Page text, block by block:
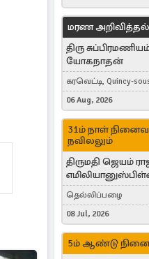
மரண அறிவித்தல்
திரு
யோகநாதன்
கரவெட்டி, Quincy-
France
06 Aug, 2026
31ம் நாள்
நவிலலும்
திருமதி ஜெயம்
தெல்லிப்பழை
08 Jul, 2026
5ம் ஆண்டு